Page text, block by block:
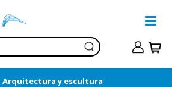
Arquitectura y escultura